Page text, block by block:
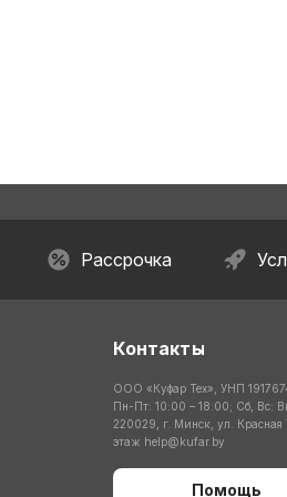
Рассрочка
Контакты
ООО «Куфар Тех», УНП
Пн-Пт: 10:00 – 18:00; Сб, Вс:
220029, г. Минск, ул.
этаж help@kufar.by
Помощь